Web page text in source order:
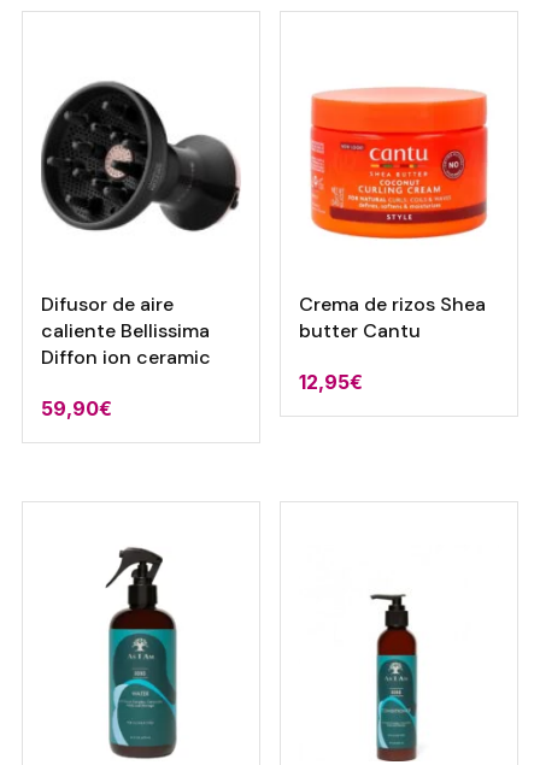
era:
es:
Difusor de aire
caliente Bellissima
Diffon ion ceramic
59,90€
Crema de rizos Shea
butter Cantu
12,95€